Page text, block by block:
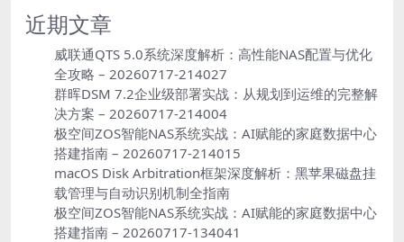
近期文章
威联通QTS 5.0系统深度解析：高性能NAS配置与优化
全攻略 – 20260717-214027
群晖DSM 7.2企业级部署实战：从规划到运维的完整解
决方案 – 20260717-214004
极空间ZOS智能NAS系统实战：AI赋能的家庭数据中心
搭建指南 – 20260717-214015
macOS Disk Arbitration框架深度解析：黑苹果磁盘挂
载管理与自动识别机制全指南
极空间ZOS智能NAS系统实战：AI赋能的家庭数据中心
搭建指南 – 20260717-134041